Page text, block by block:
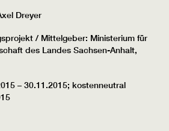
Dreyer
/ Mittelgeber: Ministerium für
des Landes Sachsen-Anhalt,
– 30.11.2015; kostenneutral